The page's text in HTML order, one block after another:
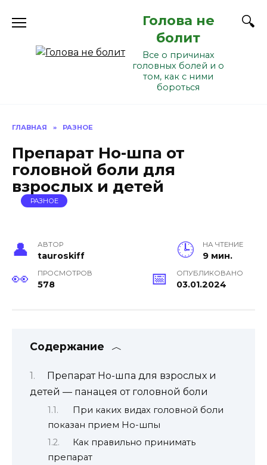
Голова не
болит
Все о причинах
головных болей и о
том, как с ними
бороться
ГЛАВНАЯ » РАЗНОЕ
Препарат Но-шпа от
головной боли для
взрослых и детей
РАЗНОЕ
АВТОР
tauroskiff
НА ЧТЕНИЕ
9 мин.
ПРОСМОТРОВ
578
ОПУБЛИКОВАНО
03.01.2024
Содержание
Препарат Но-шпа для взрослых и
детей — панацея от головной боли
При каких видах головной боли
показан прием Но-шпы
Как правильно принимать
препарат